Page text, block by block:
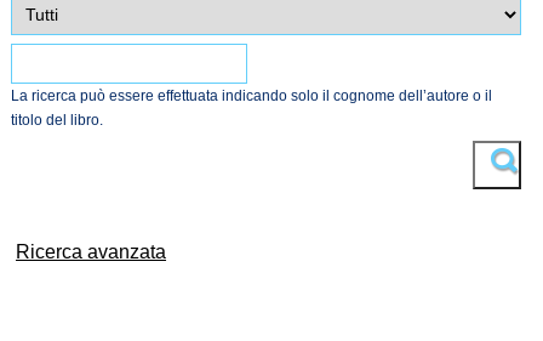
La ricerca può essere effettuata indicando solo il cognome dell’autore o il
titolo del libro.
Trova
Ricerca avanzata